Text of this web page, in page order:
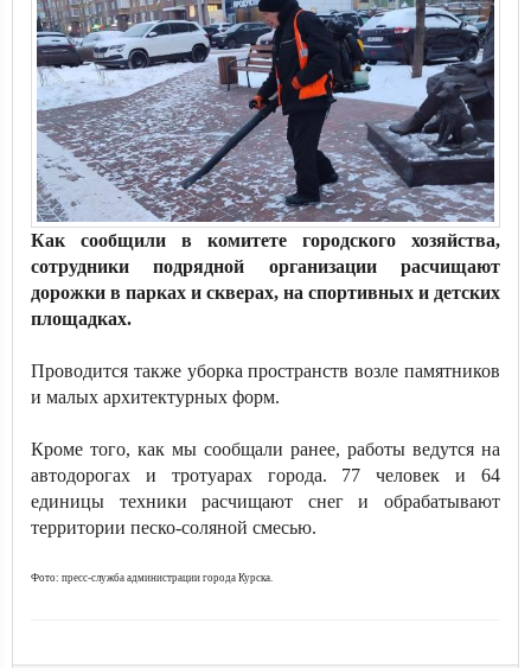
Как сообщили в комитете городского хозяйства,
сотрудники подрядной организации расчищают
дорожки в парках и скверах, на спортивных и детских
площадках.
Проводится также уборка пространств возле памятников
и малых архитектурных форм.
Кроме того, как мы сообщали ранее, работы ведутся на
автодорогах и тротуарах города. 77 человек и 64
единицы техники расчищают снег и обрабатывают
территории песко-соляной смесью.
Фото: пресс-служба администрации города Курска.